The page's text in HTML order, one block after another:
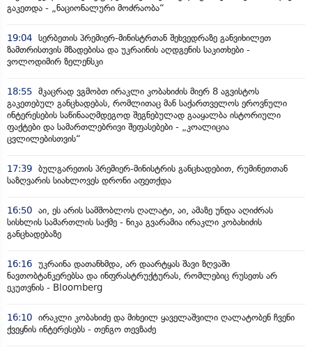
გაკეთდა - „ნაციონალური მოძრაობა“
19:04 სერბეთის პრემიერ-მინისტრთან შეხვედრაზე განვიხილეთ
ზამთრისთვის მზადებისა და უკრაინის აღდგენის საკითხები -
ვოლოდიმირ ზელენსკი
18:55 მკაცრად ვგმობთ ირაკლი კობახიძის მიერ 8 აგვისტოს
გაკეთებულ განცხადებას, რომლითაც მან საქართველოს ეროვნული
ინტერესების საწინააღმდეგოდ შეგნებულად გააყალბა ისტორიული
ფაქტები და სამართლებრივი შეფასებები - „კოალიცია
ცვლილებისთვის“
17:39 ბულგარეთის პრემიერ-მინისტრის განცხადებით, რუმინეთთან
საზღვარის სიახლოვეს დრონი აფეთქდა
16:50 აი, ეს არის სამშობლოს ღალატი, აი, ამაზე უნდა აღიძრას
სისხლის სამართლის საქმე - ნიკა გვარამია ირაკლი კობახიძის
განცხადებაზე
16:16 უკრაინა დათანხმდა, არ დაარტყას შავი ზღვაში
ნავთობტანკერებსა და ინფრასტრუქტურას, რომლებიც რუსეთს არ
ეკუთვნის - Bloomberg
16:10 ირაკლი კობახიძე და მიხეილ ყაველაშვილი ღალატობენ ჩვენი
ქვეყნის ინტერესებს - თენგო თევზაძე